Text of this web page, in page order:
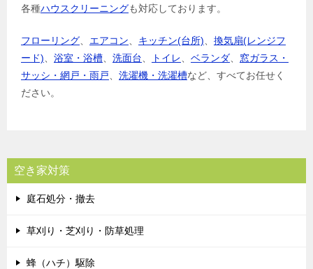
各種ハウスクリーニングも対応しております。
フローリング エアコン キッチン(台所)
換気扇(レンジフ
ード)
浴室・浴槽 洗面台 トイレ ベランダ
窓ガラス・
サッシ・網戸・雨戸
洗濯機・洗濯槽など、すべてお任せく
ださい。
空き家対策
庭石処分・撤去
草刈り・芝刈り・防草処理
蜂（ハチ）駆除